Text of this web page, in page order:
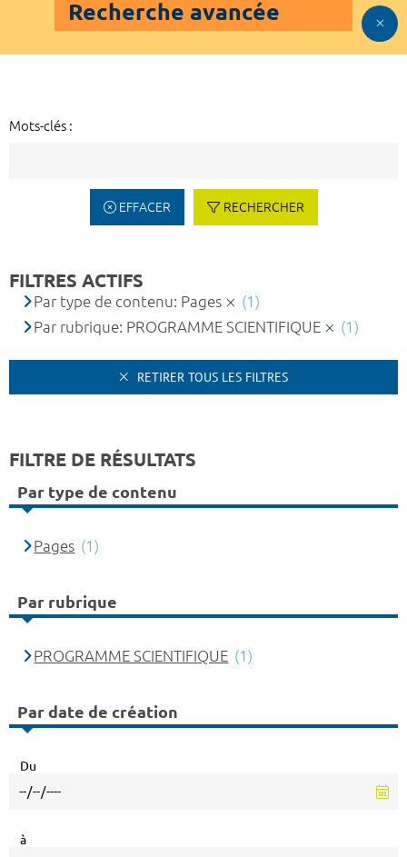
Recherche avancée
Mots-clés :
EFFACER RECHERCHER
FILTRES ACTIFS
Par type de contenu: Pages
(1)
Par rubrique: PROGRAMME SCIENTIFIQUE
(1)
RETIRER TOUS LES FILTRES
FILTRE DE RÉSULTATS
Par type de contenu
Pages (1)
Par rubrique
PROGRAMME SCIENTIFIQUE (1)
Par date de création
Du
à